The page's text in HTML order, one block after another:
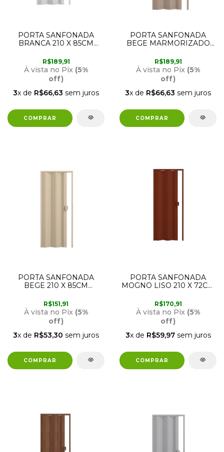
PORTA SANFONADA
BRANCA 210 X 85CM
R$189,91
À vista no Pix (5%
off)
3x de R$66,63 sem juros
PORTA SANFONADA
BEGE MARMORIZADO
R$189,91
À vista no Pix (5%
off)
3x de R$66,63 sem juros
PORTA SANFONADA
BEGE 210 X 85CM
R$151,91
À vista no Pix (5%
off)
3x de R$53,30 sem juros
PORTA SANFONADA
MOGNO LISO 210 X 72CM
R$170,91
À vista no Pix (5%
off)
3x de R$59,97sem juros